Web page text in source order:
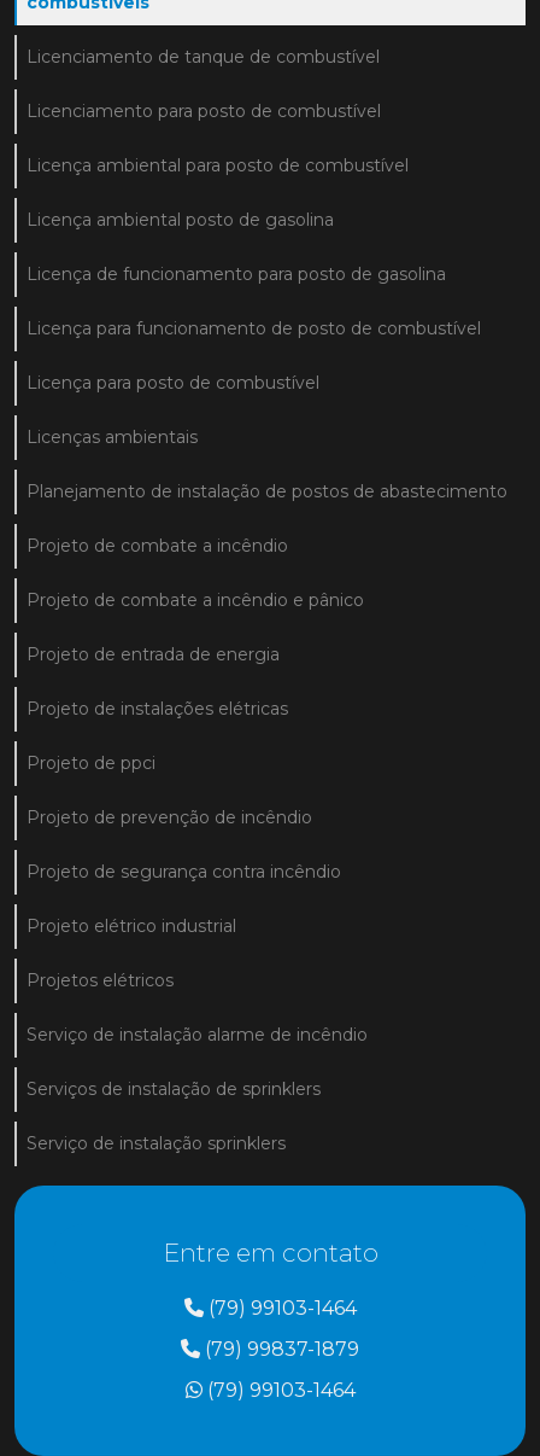
Licenciamento de tanque de combustível
Licenciamento para posto de combustível
Licença ambiental para posto de combustível
Licença ambiental posto de gasolina
Licença de funcionamento para posto de gasolina
Licença para funcionamento de posto de combustível
Licença para posto de combustível
Licenças ambientais
Planejamento de instalação de postos de abastecimento
Projeto de combate a incêndio
Projeto de combate a incêndio e pânico
Projeto de entrada de energia
Projeto de instalações elétricas
Projeto de ppci
Projeto de prevenção de incêndio
Projeto de segurança contra incêndio
Projeto elétrico industrial
Projetos elétricos
Serviço de instalação alarme de incêndio
Serviços de instalação de sprinklers
Serviço de instalação sprinklers
Entre em contato
(79) 99103-1464
(79) 99837-1879
(79) 99103-1464